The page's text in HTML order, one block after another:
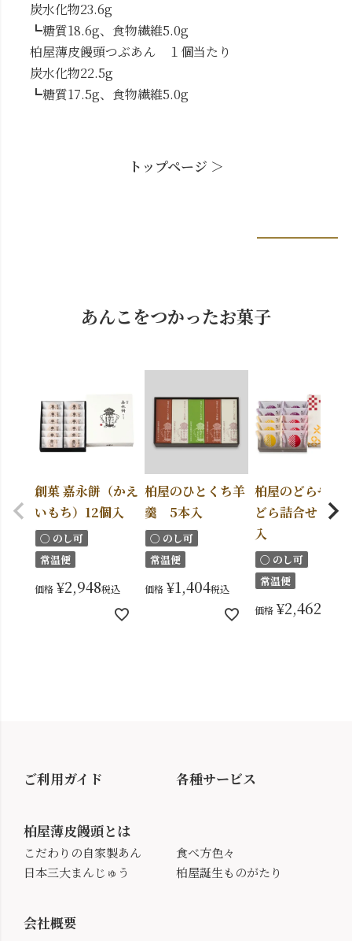
炭水化物23.6g
┗糖質18.6g、食物繊維5.0g
柏屋薄皮饅頭つぶあん １個当たり
炭水化物22.5g
┗糖質17.5g、食物繊維5.0g
トップページ ＞
あんこをつかったお菓子
創菓 嘉永餅（かえ
いもち）12個入
〇 のし可
常温便
価格 ¥2,948税込
柏屋のひとくち羊
羹 5本入
〇 のし可
常温便
価格 ¥1,404税込
柏屋のどらやき
どら詰合せ 10個
入
〇 のし可
常温便
価格 ¥2,462
ご利用ガイド 各種サービス
柏屋薄皮饅頭とは
こだわりの自家製あん
日本三大まんじゅう
食べ方色々
柏屋誕生ものがたり
会社概要